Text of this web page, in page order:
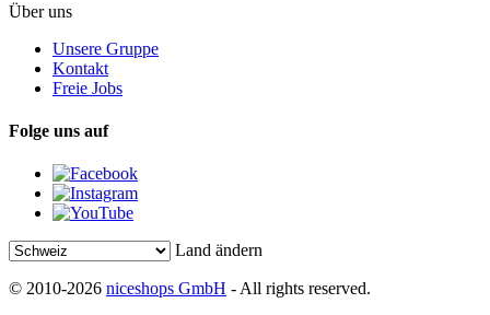
Über uns
Unsere Gruppe
Kontakt
Freie Jobs
Folge uns auf
Land ändern
© 2010-2026 niceshops GmbH - All rights reserved.